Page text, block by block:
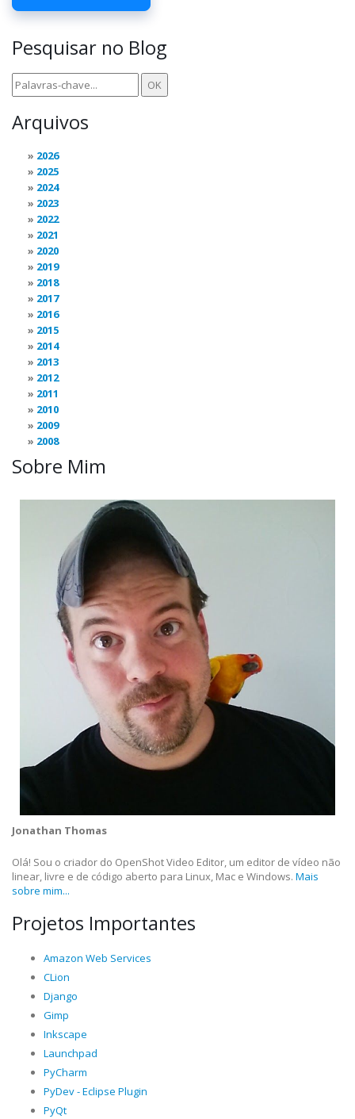
Pesquisar no Blog
Arquivos
2026
2025
2024
2023
2022
2021
2020
2019
2018
2017
2016
2015
2014
2013
2012
2011
2010
2009
2008
Sobre Mim
Jonathan Thomas
Olá! Sou o criador do OpenShot Video Editor, um editor de vídeo não
linear, livre e de código aberto para Linux, Mac e Windows. Mais
sobre mim...
Projetos Importantes
Amazon Web Services
CLion
Django
Gimp
Inkscape
Launchpad
PyCharm
PyDev - Eclipse Plugin
PyQt